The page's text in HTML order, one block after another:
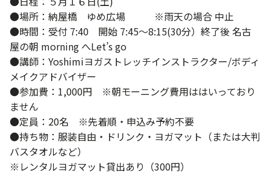
●場所：納屋橋 ゆめ広場 ※雨天の場合 中止
●時間：受付 7:40 開始 7:45～8:15(30分）終了後 名古
屋の朝 morning へLet’s go
●講師：Yoshimiヨガストレッチインストラクター/ボディ
メイクアドバイザー
●参加費：1,000円 ※朝モーニング費用ははいっており
ません
●定員：20名 ※先着順・申込み予約不要
●持ち物：服装自由・ドリンク・ヨガマット（または大判
バスタオルなど）
※レンタルヨガマット貸出あり（300円）